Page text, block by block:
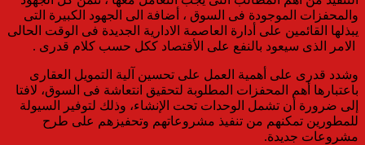
والمحفزات الموجودة فى السوق ، أضافة الى الجهود الكبيرة التى
يبذلها القائمين على أدارة العاصمة الادارية الجديدة فى الوقت الحالى
الامر الذى سيعود بالنفع على الأقتصاد ككل حسب كلام قدرى .
وشدد قدرى على أهمية العمل على تحسين آلية التمويل العقارى
باعتبارها أهم المحفزات المطلوبة لتحقيق انتعاشة فى السوق، لافتا
إلى ضرورة أن تشمل الوحدات تحت الإنشاء، وذلك لتوفير السيولة
للمطورين تمكنهم من تنفيذ مشروعاتهم وتحفيزهم على طرح
مشروعات جديدة.